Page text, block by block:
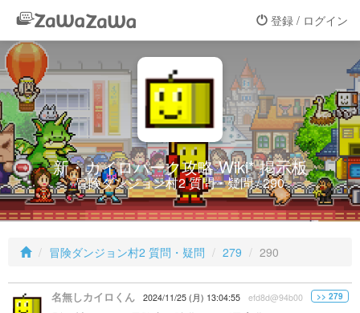
登録 / ログイン
新・カイロパーク攻略 Wiki* 掲示板
冒険ダンジョン村2 質問・疑問 / 290
冒険ダンジョン村2 質問・疑問 279 290
名無しカイロくん 2024/11/25 (月) 13:04:55 efd8d@94b00 >> 279